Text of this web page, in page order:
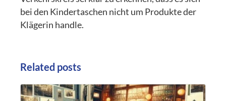
bei den Kindertaschen nicht um Produkte der
Klägerin handle.
Related posts